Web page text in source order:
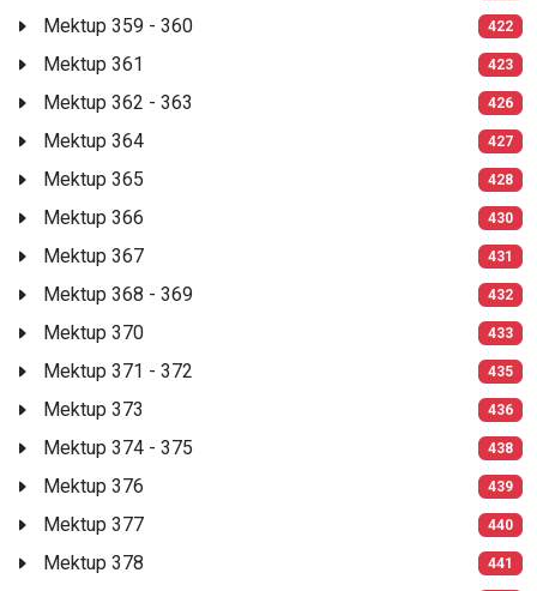
Mektup 359 - 360 422
Mektup 361 423
Mektup 362 - 363 426
Mektup 364 427
Mektup 365 428
Mektup 366 430
Mektup 367 431
Mektup 368 - 369 432
Mektup 370 433
Mektup 371 - 372 435
Mektup 373 436
Mektup 374 - 375 438
Mektup 376 439
Mektup 377 440
Mektup 378 441